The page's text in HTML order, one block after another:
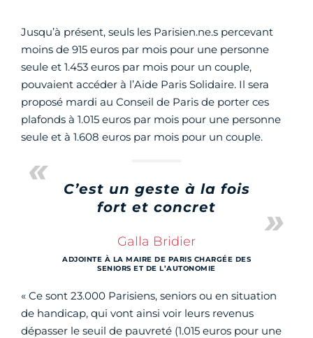
Jusqu’à présent, seuls les Parisien.ne.s percevant
moins de 915 euros par mois pour une personne
seule et 1.453 euros par mois pour un couple,
pouvaient accéder à l’Aide Paris Solidaire. Il sera
proposé mardi au Conseil de Paris de porter ces
plafonds à 1.015 euros par mois pour une personne
seule et à 1.608 euros par mois pour un couple.
C’est un geste à la fois
fort et concret
Galla Bridier
ADJOINTE À LA MAIRE DE PARIS CHARGÉE DES
SENIORS ET DE L’AUTONOMIE
« Ce sont 23.000 Parisiens, seniors ou en situation
de handicap, qui vont ainsi voir leurs revenus
dépasser le seuil de pauvreté (1.015 euros pour une